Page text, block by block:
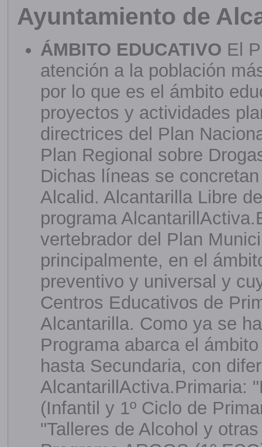
Ayuntamiento de
ÁMBITO EDUCATIVO El
atención a la población
por lo que es el ámbito
proyectos y actividades
directrices del Plan
Plan Regional sobre
Dichas líneas se
Alcalid. Alcantarilla Libre
programa
vertebrador del Plan
principalmente, en el
preventivo y universal y
Centros Educativos de
Alcantarilla. Como ya se
Programa abarca el
hasta Secundaria, con
AlcantarillActiva.Primaria:
(Infantil y 1º Ciclo de
"Talleres de Alcohol y